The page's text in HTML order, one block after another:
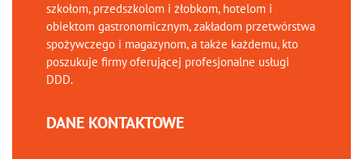
szkołom, przedszkolom i żłobkom, hotelom i
obiektom gastronomicznym, zakładom przetwórstwa
spożywczego i magazynom, a także każdemu, kto
poszukuje firmy oferującej profesjonalne usługi
DDD.
DANE KONTAKTOWE